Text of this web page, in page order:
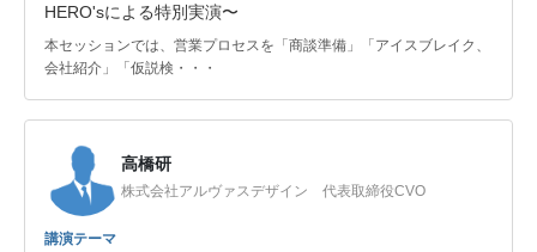
HERO'sによる特別実演〜
本セッションでは、営業プロセスを「商談準備」「アイスブレイク、
会社紹介」「仮説検・・・
高橋研
株式会社アルヴァスデザイン 代表取締役CVO
講演テーマ